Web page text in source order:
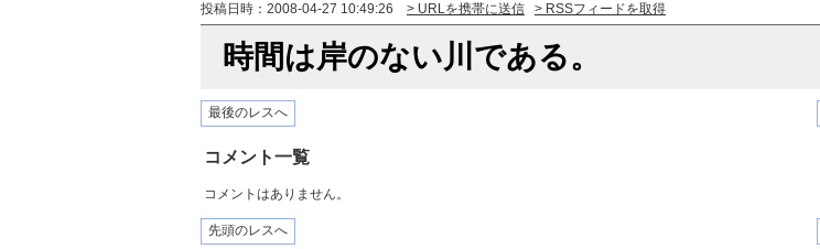
投稿日時：2008-04-27 10:49:26 > URLを携帯に送信 > RSSフィードを取得
時間は岸のない川である。
最後のレスへ
コメント一覧
コメントはありません。
先頭のレスへ